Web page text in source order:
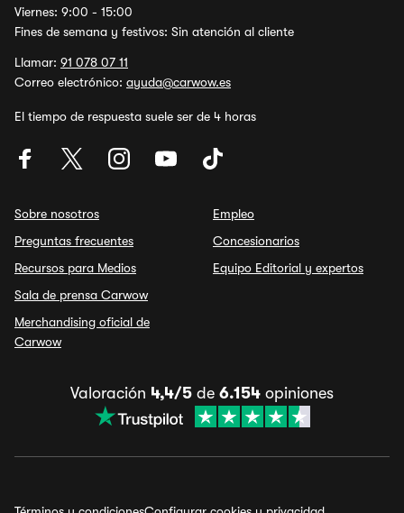
Viernes: 9:00 - 15:00
Fines de semana y festivos: Sin atención al cliente
Llamar: 91 078 07 11
Correo electrónico: ayuda@carwow.es
El tiempo de respuesta suele ser de 4 horas
Sobre nosotros
Preguntas frecuentes
Recursos para Medios
Sala de prensa Carwow
Merchandising oficial de
Carwow
Empleo
Concesionarios
Equipo Editorial y expertos
Valoración 4,4/5 de 6.154 opiniones